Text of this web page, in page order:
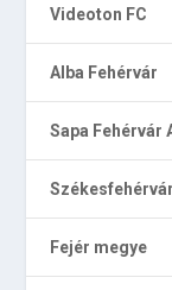
Videoton FC
Alba Fehérvár
Sapa Fehérvár
Fejér megye